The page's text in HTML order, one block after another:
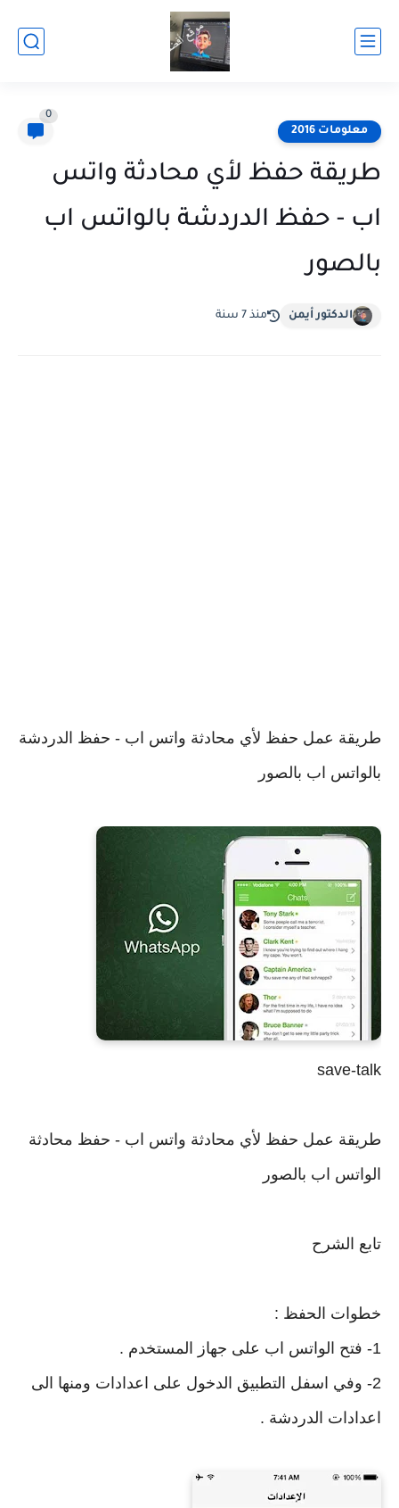
معلومات 2016
0
طريقة حفظ لأي محادثة واتس
اب - حفظ الدردشة بالواتس اب
بالصور
الدكتور أيمن منذ 7 سنة
طريقة عمل حفظ لأي محادثة واتس اب - حفظ الدردشة
بالواتس اب بالصور
save-talk
طريقة عمل حفظ لأي محادثة واتس اب - حفظ محادثة
الواتس اب بالصور
تابع الشرح
خطوات الحفظ :
1- فتح الواتس اب على جهاز المستخدم .
2- وفي اسفل التطبيق الدخول على اعدادات ومنها الى
اعدادات الدردشة .